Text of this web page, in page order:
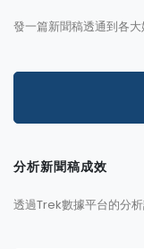
發一篇新聞稿透通到各
分析新聞稿成效
透過Trek數據平台的分